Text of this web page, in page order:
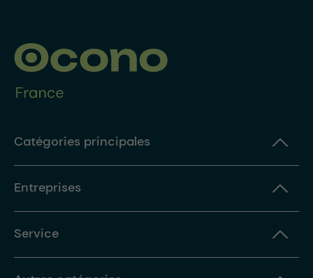
Catégories principales
Entreprises
Service